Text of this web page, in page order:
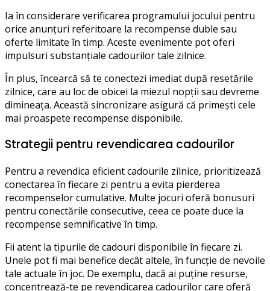
Ia în considerare verificarea programului jocului pentru
orice anunțuri referitoare la recompense duble sau
oferte limitate în timp. Aceste evenimente pot oferi
impulsuri substanțiale cadourilor tale zilnice.
În plus, încearcă să te conectezi imediat după resetările
zilnice, care au loc de obicei la miezul nopții sau devreme
dimineața. Această sincronizare asigură că primești cele
mai proaspete recompense disponibile.
Strategii pentru revendicarea cadourilor
Pentru a revendica eficient cadourile zilnice, prioritizează
conectarea în fiecare zi pentru a evita pierderea
recompenselor cumulative. Multe jocuri oferă bonusuri
pentru conectările consecutive, ceea ce poate duce la
recompense semnificative în timp.
Fii atent la tipurile de cadouri disponibile în fiecare zi.
Unele pot fi mai benefice decât altele, în funcție de nevoile
tale actuale în joc. De exemplu, dacă ai puține resurse,
concentrează-te pe revendicarea cadourilor care oferă